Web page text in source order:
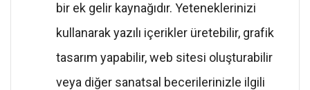
bir ek gelir kaynağıdır. Yeteneklerinizi
kullanarak yazılı içerikler üretebilir, grafik
tasarım yapabilir, web sitesi oluşturabilir
veya diğer sanatsal becerilerinizle ilgili